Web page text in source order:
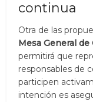
continua
Otra de las
Mesa General
permitirá que
responsables de
participen
intención es